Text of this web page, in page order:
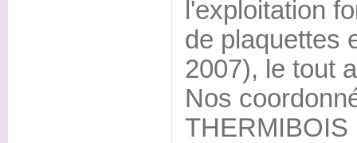
l'exploitation
de plaquettes
2007), le tout
Nos
THERMIBOIS